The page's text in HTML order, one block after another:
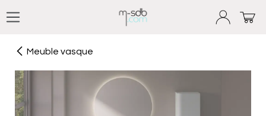
Meuble vasque